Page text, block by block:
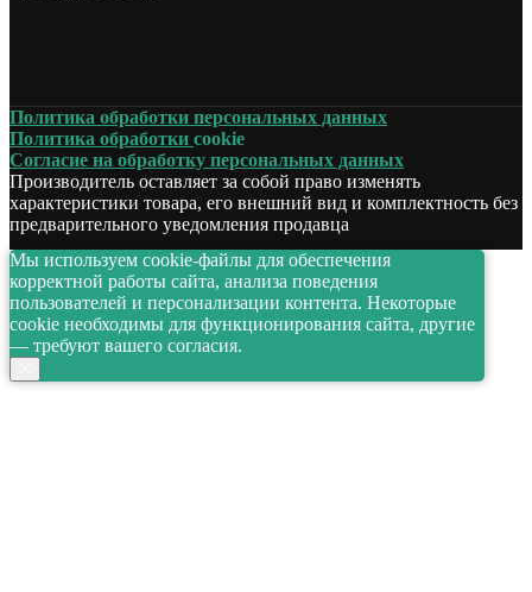
Политика обработки персональных данных
Политика обработки cookie
Согласие на обработку персональных данных
Производитель оставляет за собой право изменять
характеристики товара, его внешний вид и комплектность без
предварительного уведомления продавца
Мы используем cookie-файлы для обеспечения
корректной работы сайта, анализа поведения
пользователей и персонализации контента. Некоторые
cookie необходимы для функционирования сайта, другие
— требуют вашего согласия.